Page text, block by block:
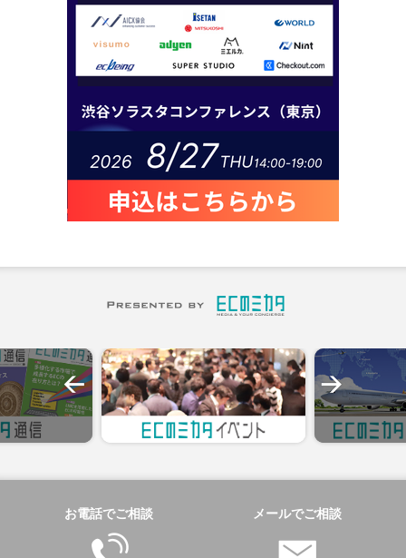
お電話でご相談 メールでご相談